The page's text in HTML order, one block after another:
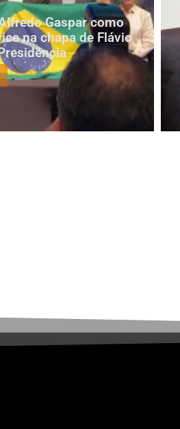
Gaspar como
na chapa de Flávio